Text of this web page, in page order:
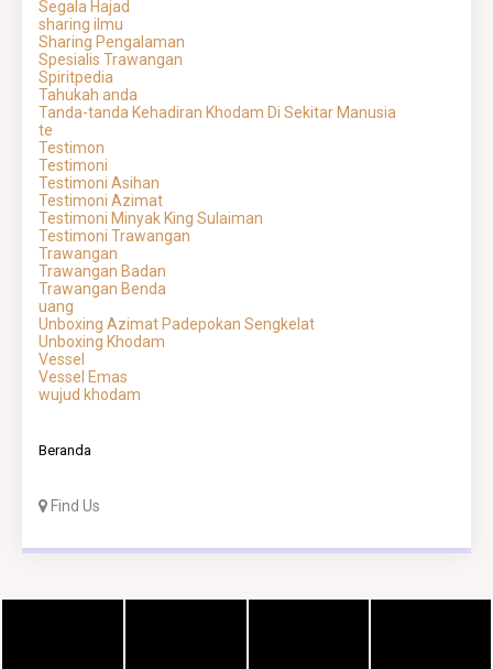
Segala Hajad
sharing ilmu
Sharing Pengalaman
Spesialis Trawangan
Spiritpedia
Tahukah anda
Tanda-tanda Kehadiran Khodam Di Sekitar Manusia
te
Testimon
Testimoni
Testimoni Asihan
Testimoni Azimat
Testimoni Minyak King Sulaiman
Testimoni Trawangan
Trawangan
Trawangan Badan
Trawangan Benda
uang
Unboxing Azimat Padepokan Sengkelat
Unboxing Khodam
Vessel
Vessel Emas
wujud khodam
Beranda
Find Us